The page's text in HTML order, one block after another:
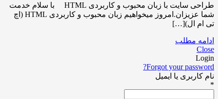
طراحی سایت با زبان محبوب و کاربردی HTML با سلام خدمت
شما عزیزان.امروز میخواهیم زبان محبوب و کاربردی HTML (اچ
تی ام ال)[…]
ادامه مطلب
Close
Login
Forgot your password?
نام کاربری یا ایمیل
*